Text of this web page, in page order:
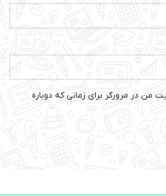
من در مرورگر برای زمانی که دوباره